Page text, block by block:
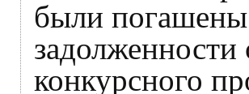
были погашены
задолженности
конкурсного